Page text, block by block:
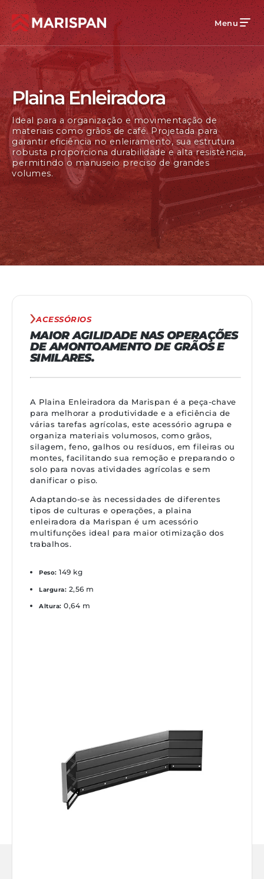
Menu
Plaina Enleiradora
Ideal para a organização e movimentação de
materiais como grãos de café. Projetada para
garantir eficiência no enleiramento, sua estrutura
robusta proporciona durabilidade e alta resistência,
permitindo o manuseio preciso de grandes
volumes.
ACESSÓRIOS
MAIOR AGILIDADE NAS OPERAÇÕES
DE AMONTOAMENTO DE GRÃOS E
SIMILARES.
A Plaina Enleiradora da Marispan é a peça-chave
para melhorar a produtividade e a eficiência de
várias tarefas agrícolas, este acessório agrupa e
organiza materiais volumosos, como grãos,
silagem, feno, galhos ou resíduos, em fileiras ou
montes, facilitando sua remoção e preparando o
solo para novas atividades agrícolas e sem
danificar o piso.
Adaptando-se às necessidades de diferentes
tipos de culturas e operações, a plaina
enleiradora da Marispan é um acessório
multifunções ideal para maior otimização dos
trabalhos.
Peso: 149 kg
Largura: 2,56 m
Altura: 0,64 m